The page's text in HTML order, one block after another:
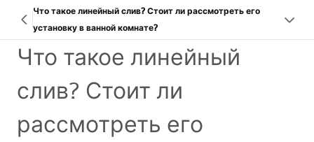
Что такое линейный слив? Стоит ли рассмотреть его
установку в ванной комнате?
Что такое линейный
слив? Стоит ли
рассмотреть его